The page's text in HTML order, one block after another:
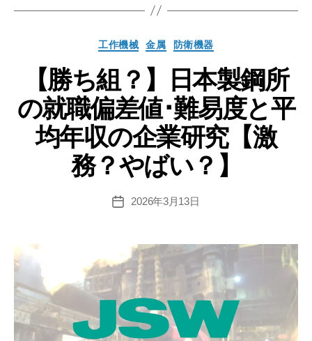
の
職
偏
差
値･
難
易
度
平
収
の
企
研
カ
ー
工作機械 金属 防衛機器
【勝ち組？】日本製鋼所
の就職偏差値･難易度と平
均年収の企業研究【激
務？やばい？】
投
2026年3月13日